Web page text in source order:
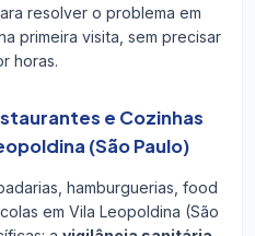
resolver o problema em
primeira visita, sem precisar
horas.
e Cozinhas
(São Paulo)
hamburguerias, food
em Vila Leopoldina (São